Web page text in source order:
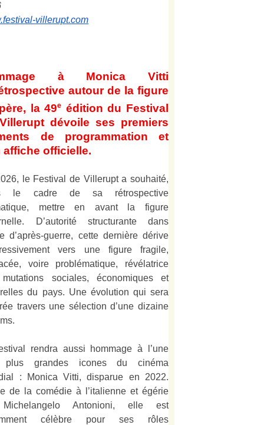
villerupt.com
à Monica Vitti
autour de la figure
la 49e édition du Festival
dévoile ses premiers
de programmation et
affiche officielle.
le Festival de Villerupt a souhaité,
le cadre de sa rétrospective
mettre en avant la figure
D’autorité structurante dans
d’après-guerre, cette dernière dérive
vers une figure fragile,
voire problématique, révélatrice
sociales, économiques et
du pays. Une évolution qui sera
travers une sélection d’une dizaine
rendra aussi hommage à l’une
plus grandes icones du cinéma
: Monica Vitti, disparue en 2022.
de la comédie à l’italienne et égérie
Antonioni, elle est
célèbre pour ses rôles